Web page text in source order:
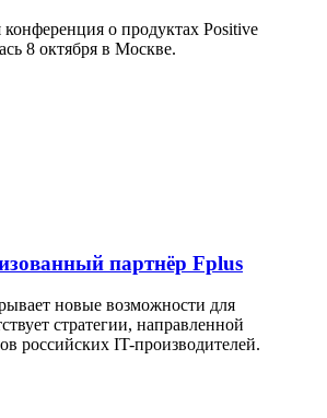
о продуктах Positive
8 октября в Москве.
партнёр Fplus
новые возможности для
стратегии, направленной
российских IT-производителей.